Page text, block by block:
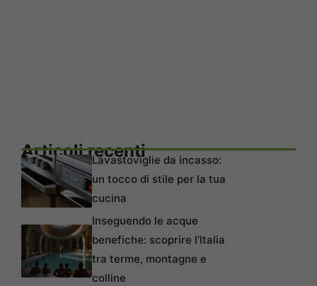
Articoli recentiLavastoviglie da incasso:
un tocco di stile per la tua
cucina
Inseguendo le acque
benefiche: scoprire l’Italia
tra terme, montagne e
colline